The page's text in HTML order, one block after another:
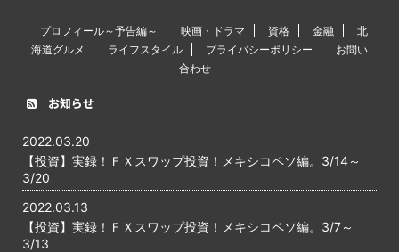
プロフィール～予告編～ 映画・ドラマ 資格 金融
北
海道グルメ
ライフスタイル プライバシーポリシー
お問い
合わせ
お知らせ
2022.03.20
【投資】実録！ＦＸスワップ投資！メキシコペソ編。3/14～
3/20
2022.03.13
【投資】実録！ＦＸスワップ投資！メキシコペソ編。3/7～
3/13